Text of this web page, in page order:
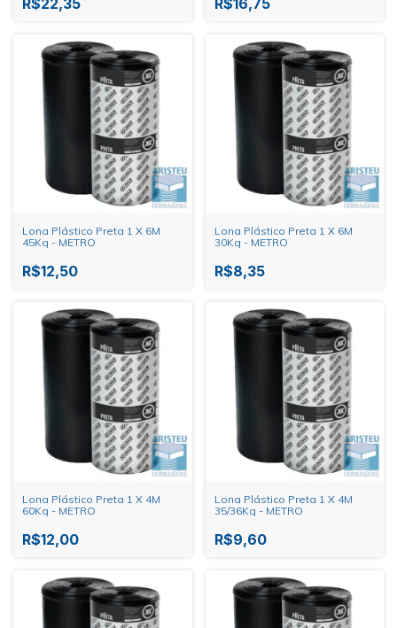
Lona Plástico Preta 1 X 6M
45Kg - METRO
R$12,50
Lona Plástico Preta 1 X 6M
30Kg - METRO
R$8,35
Lona Plástico Preta 1 X 4M
60Kg - METRO
R$12,00
Lona Plástico Preta 1 X 4M
35/36Kg - METRO
R$9,60